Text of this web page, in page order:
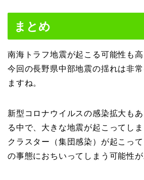
まとめ
南海トラフ地震が起こる可能性も高
今回の長野県中部地震の揺れは非
ますね。
新型コロナウイルスの感染拡大も
る中で、大きな地震が起こってし
クラスター（集団感染）が起こっ
の事態におちいってしまう可能性が